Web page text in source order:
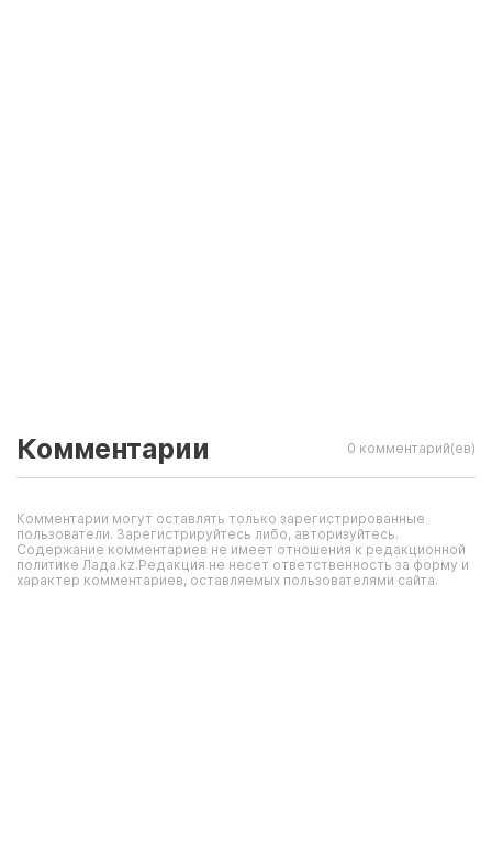
Комментарии 0 комментарий(ев)
Комментарии могут оставлять только зарегистрированные
пользователи. Зарегистрируйтесь либо, авторизуйтесь.
Содержание комментариев не имеет отношения к редакционной
политике Лада.kz.Редакция не несет ответственность за форму и
характер комментариев, оставляемых пользователями сайта.